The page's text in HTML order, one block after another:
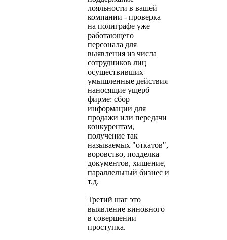
лояльности в вашей
компании - проверка
на полиграфе уже
работающего
персонала для
выявления из числа
сотрудников лиц
осуществивших
умышленные действия
наносящие ущерб
фирме: сбор
информации для
продажи или передачи
конкурентам,
получение так
называемых "откатов",
воровство, подделка
документов, хищение,
параллельный бизнес и
т.д.
Третий шаг это
выявление виновного
в совершении
проступка.